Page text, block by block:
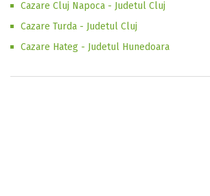
Cazare Cluj Napoca - Judetul Cluj
Cazare Turda - Judetul Cluj
Cazare Hateg - Judetul Hunedoara